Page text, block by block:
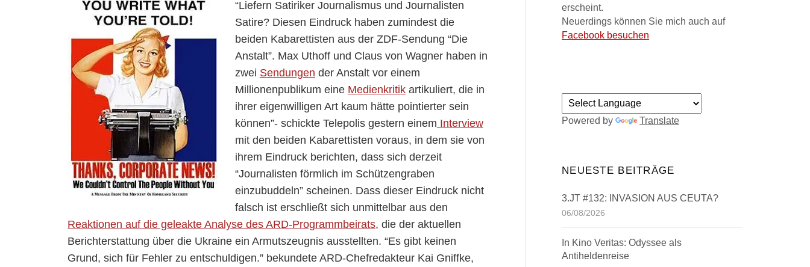
“Liefern Satiriker Journalismus und Journalisten
Satire? Diesen Eindruck haben zumindest die
beiden Kabarettisten aus der ZDF-Sendung “Die
Anstalt”. Max Uthoff und Claus von Wagner haben in
zwei Sendungen der Anstalt vor einem
Millionenpublikum eine Medienkritikartikuliert, die in
ihrer eigenwilligen Art kaum hätte pointierter sein
können”- schickte Telepolis gestern einem Interview
mit den beiden Kabarettisten voraus, in dem sie von
ihrem Eindruck berichten, dass sich derzeit
“Journalisten förmlich im Schützengraben
einzubuddeln” scheinen. Dass dieser Eindruck nicht
falsch ist erschließt sich unmittelbar aus den
Reaktionen auf die geleakte Analyse des ARD-Programmbeirats, die der aktuellen
Berichterstattung über die Ukraine ein Armutszeugnis ausstellten. “Es gibt keinen
Grund, sich für Fehler zu entschuldigen.” bekundete ARD-Chefredakteur Kai Gniffke,
erscheint.
Neuerdings können Sie mich auch auf
Facebook besuchen
Powered by Translate
NEUESTE BEITRÄGE
3.JT #132: INVASION AUS CEUTA?
06/08/2026
In Kino Veritas: Odyssee als
Antiheldenreise